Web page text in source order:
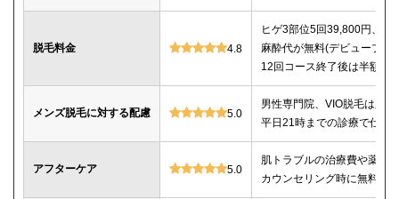
脱毛料金 4.8
ヒゲ3部位5回39,800円、ヒ
麻酔代が無料(デビュープラ
12回コース終了後は半額で
メンズ脱毛に対する配慮 5.0
男性専門院、VIO脱毛は必
平日21時までの診療で仕事
アフターケア 5.0
肌トラブルの治療費や薬代
カウンセリング時に無料で